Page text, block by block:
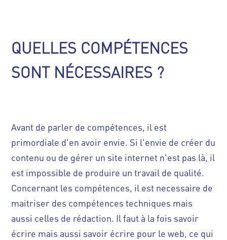
QUELLES COMPÉTENCES
SONT NÉCESSAIRES ?
Avant de parler de compétences, il est
primordiale d'en avoir envie. Si l'envie de créer du
contenu ou de gérer un site internet n'est pas là, il
est impossible de produire un travail de qualité.
Concernant les compétences, il est necessaire de
maitriser des compétences techniques mais
aussi celles de rédaction. Il faut à la fois savoir
écrire mais aussi savoir écrire pour le web, ce qui